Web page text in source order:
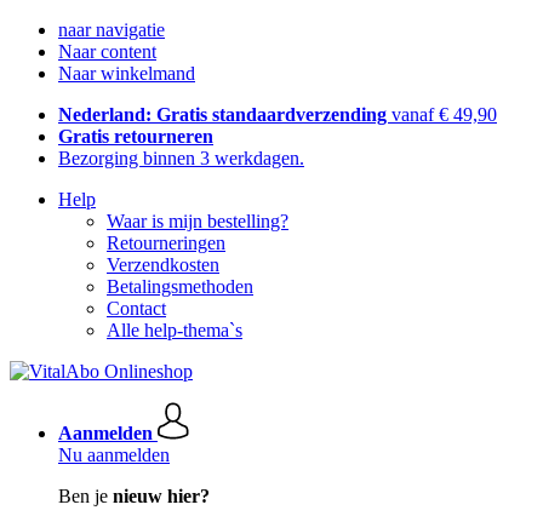
naar navigatie
Naar content
Naar winkelmand
Nederland: Gratis standaardverzending vanaf € 49,90
Gratis retourneren
Bezorging binnen 3 werkdagen.
Help
Waar is mijn bestelling?
Retourneringen
Verzendkosten
Betalingsmethoden
Contact
Alle help-thema`s
Aanmelden
Nu aanmelden
Ben je nieuw hier?